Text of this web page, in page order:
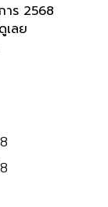
าร 2568
เลย